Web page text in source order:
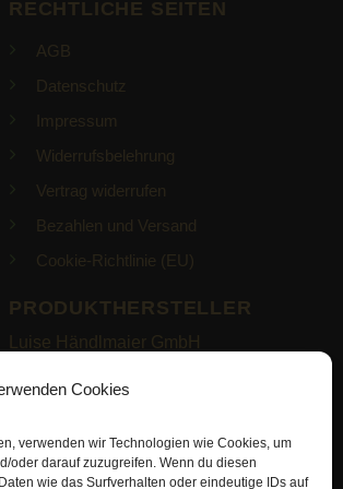
Cookies
verwenden wir Technologien wie Cookies, um
oder darauf zuzugreifen. Wenn du diesen
wie das Surfverhalten oder eindeutige IDs auf
RECHTLICHE SEITEN
AGB
Datenschutz
Impressum
Widerrufsbelehrung
Vertrag widerrufen
Bezahlen und Versand
Cookie-Richtlinie (EU)
PRODUKTHERSTELLER
Luise Händlmaier GmbH
93057 Regensburg
https://haendlmaier.de/